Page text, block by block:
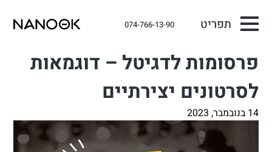
תפריט 074-766-13-90
פרסומות לדגיטל – דוגמאות
לסרטונים יצירתיים
14 בנובמבר, 2023